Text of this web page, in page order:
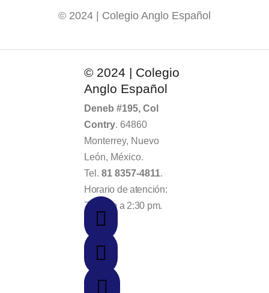
© 2024 | Colegio Anglo Español
© 2024 | Colegio
Anglo Español
Deneb #195, Col
Contry. 64860
Monterrey, Nuevo
León, México.
Tel. 81 8357-4811.
Horario de atención:
7:30 am a 2:30 pm.